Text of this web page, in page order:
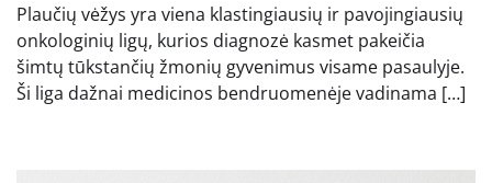
Plaučių vėžys yra viena klastingiausių ir pavojingiausių
onkologinių ligų, kurios diagnozė kasmet pakeičia
šimtų tūkstančių žmonių gyvenimus visame pasaulyje.
Ši liga dažnai medicinos bendruomenėje vadinama […]